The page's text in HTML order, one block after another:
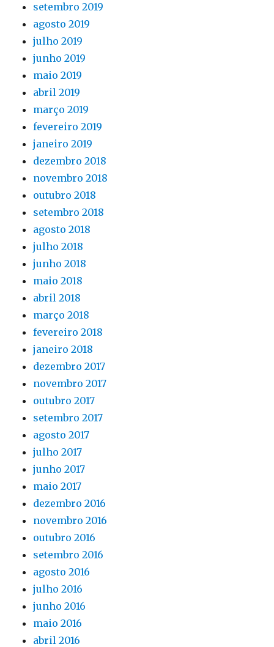
setembro 2019
agosto 2019
julho 2019
junho 2019
maio 2019
abril 2019
março 2019
fevereiro 2019
janeiro 2019
dezembro 2018
novembro 2018
outubro 2018
setembro 2018
agosto 2018
julho 2018
junho 2018
maio 2018
abril 2018
março 2018
fevereiro 2018
janeiro 2018
dezembro 2017
novembro 2017
outubro 2017
setembro 2017
agosto 2017
julho 2017
junho 2017
maio 2017
dezembro 2016
novembro 2016
outubro 2016
setembro 2016
agosto 2016
julho 2016
junho 2016
maio 2016
abril 2016